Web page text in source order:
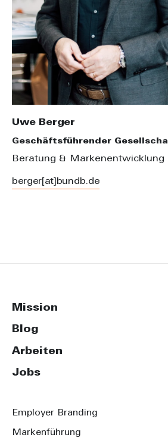
Uwe Berger
Geschäftsführender
Beratung & Markenentwicklung
berger[at]bundb.de
Mission
Blog
Arbeiten
Jobs
Employer Branding
Markenführung